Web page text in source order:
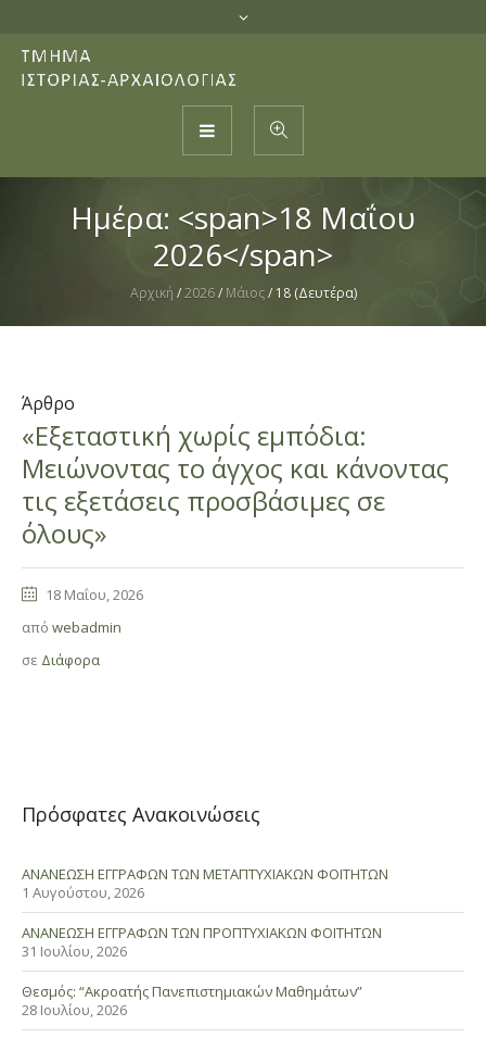
Ημέρα: <span>18 Μαΐου
2026</span>
Αρχική /2026 / Μάιος / 18 (Δευτέρα)
Άρθρο
«Εξεταστική χωρίς εμπόδια:
Μειώνοντας το άγχος και κάνοντας
τις εξετάσεις προσβάσιμες σε
όλους»
18 Μαΐου, 2026
από webadmin
σε Διάφορα
Πρόσφατες Ανακοινώσεις
ΑΝΑΝΕΩΣΗ ΕΓΓΡΑΦΩΝ ΤΩΝ ΜΕΤΑΠΤΥΧΙΑΚΩΝ ΦΟΙΤΗΤΩΝ
1 Αυγούστου, 2026
ΑΝΑΝΕΩΣΗ ΕΓΓΡΑΦΩΝ ΤΩΝ ΠΡΟΠΤΥΧΙΑΚΩΝ ΦΟΙΤΗΤΩΝ
31 Ιουλίου, 2026
Θεσμός: “Ακροατής Πανεπιστημιακών Μαθημάτων”
28 Ιουλίου, 2026